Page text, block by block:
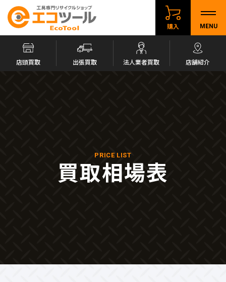
購入 MENU
店頭買取 出張買取 法人業者買取 店舗紹介
PRICE LIST
買取相場表